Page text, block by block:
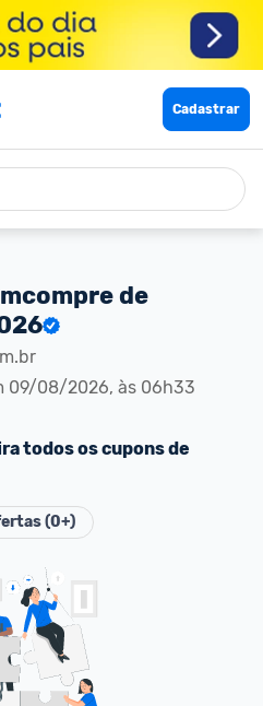
Cadastrar
de
09/08/2026, às 06h33
todos os cupons de
(0+)